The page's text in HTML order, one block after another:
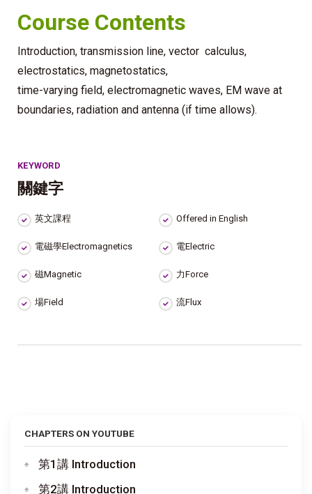
Course Contents
Introduction, transmission line, vector calculus,
electrostatics, magnetostatics,
time-varying field, electromagnetic waves, EM wave at
boundaries, radiation and antenna (if time allows).
KEYWORD
關鍵字
英文課程 Offered in English
電磁學Electromagnetics 電Electric
磁Magnetic 力Force
場Field 流Flux
CHAPTERS ON YOUTUBE
第1講 Introduction
第2講 Introduction